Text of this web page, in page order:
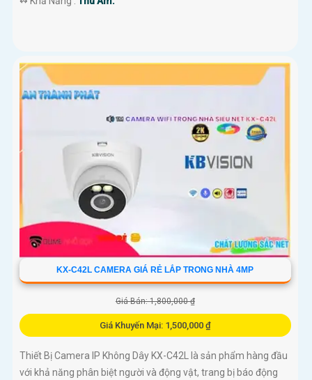
KX-C42L CAMERA GIÁ RẺ LẮP TRONG NHÀ 4MP
Giá Bán: 1,800,000 ₫
Giá Khuyến Mại: 1,500,000 ₫
Thiết Bị Camera IP Không Dây KX-C42L là sản phẩm hàng đầu
với khả năng phân biệt người và động vật, trang bị báo động